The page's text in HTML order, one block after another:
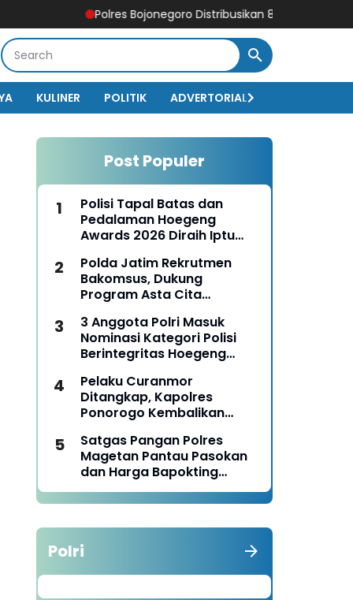
Polres Bojonegoro Distribusikan 8.000 Liter Air Bersih
KULINER POLITIK ADVERTORIAL
Post Populer
Polisi Tapal Batas dan
Pedalaman Hoegeng
Awards 2026 Diraih Iptu
Pengabdian Humanis di
Nduga
Polda Jatim Rekrutmen
Bakomsus, Dukung
Program Asta Cita
3 Anggota Polri Masuk
Nominasi Kategori Polisi
Berintegritas Hoegeng
Pelaku Curanmor
Ditangkap, Kapolres
Ponorogo Kembalikan
Satgas Pangan Polres
Magetan Pantau Pasokan
dan Harga Bapokting
Pascalebaran
Polri